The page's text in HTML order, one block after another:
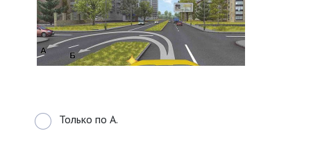
Только по А.